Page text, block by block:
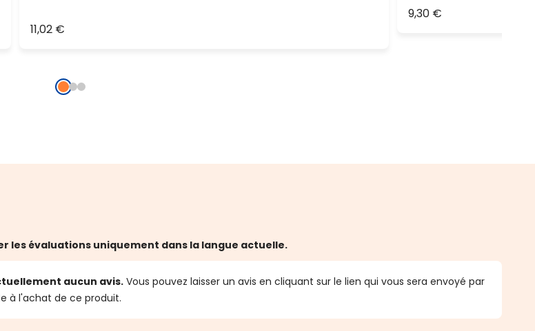
11,02 €
9,30 €
les évaluations uniquement dans la langue actuelle.
aucun avis. Vous pouvez laisser un avis en cliquant sur le lien qui vous sera envoyé par
à l'achat de ce produit.